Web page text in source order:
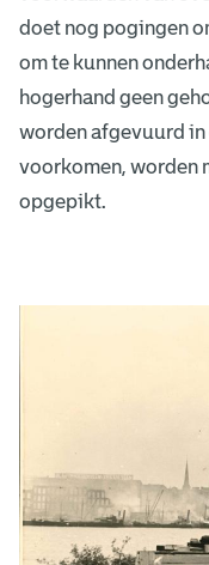
doet nog pogingen
om te kunnen
hogerhand geen
worden afgevuurd
voorkomen, worden
opgepikt.
e
n